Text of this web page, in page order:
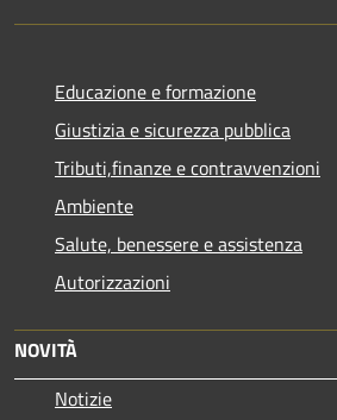
Educazione e formazione
Giustizia e sicurezza pubblica
Tributi,finanze e contravvenzioni
Ambiente
Salute, benessere e assistenza
Autorizzazioni
NOVITÀ
Notizie